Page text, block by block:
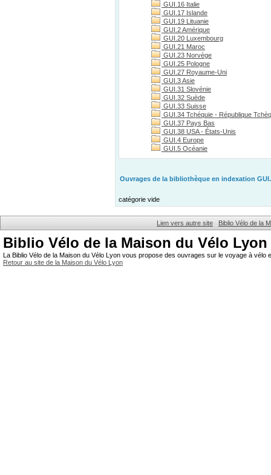
GUI.16 Italie
GUI.17 Islande
GUI.19 Lituanie
GUI.2 Amérique
GUI.20 Luxembourg
GUI.21 Maroc
GUI.23 Norvège
GUI.25 Pologne
GUI.27 Royaume-Uni
GUI.3 Asie
GUI.31 Slovénie
GUI.32 Suède
GUI.33 Suisse
GUI.34 Tchéquie - République
GUI.37 Pays Bas
GUI.38 USA - États-Unis
GUI.4 Europe
GUI.5 Océanie
Ouvrages de la bibliothèque en indexation
catégorie vide
Lien vers autre site Biblio Vélo de la
Biblio Vélo de la Maison du Vélo Lyon
La Biblio Vélo de la Maison du Vélo Lyon vous propose des ouvrages sur le voyage à
Retour au site de la Maison du Vélo Lyon